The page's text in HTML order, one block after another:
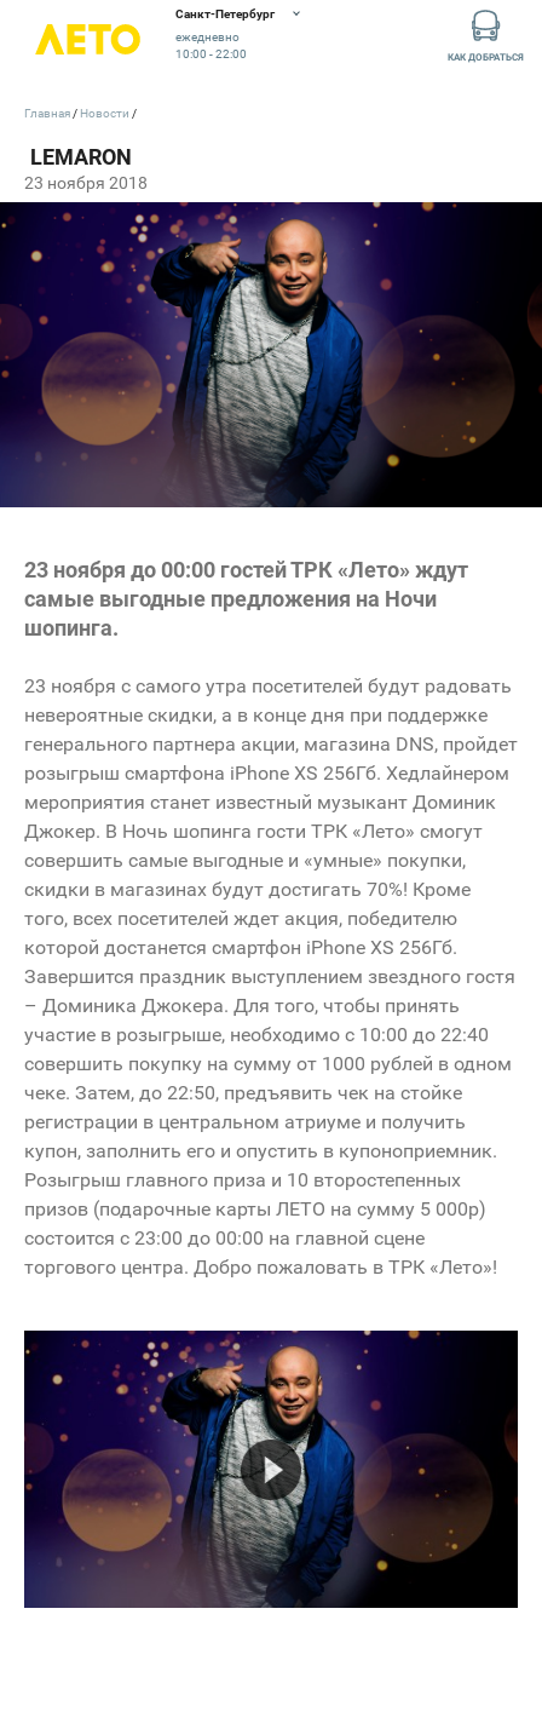
Санкт-Петербург
ежедневно
10:00 - 22:00
КАК ДОБРАТЬСЯ
23 ноября 2018
Главная Новости
23 ноября до 00:00 гостей ТРК «Лето» ждут
самые выгодные предложения на Ночи
шопинга.
23 ноября с самого утра посетителей будут радовать
невероятные скидки, а в конце дня при поддержке
генерального партнера акции, магазина DNS, пройдет
розыгрыш смартфона iPhone XS 256Гб. Хедлайнером
мероприятия станет известный музыкант Доминик
Джокер. В Ночь шопинга гости ТРК «Лето» смогут
совершить самые выгодные и «умные» покупки,
скидки в магазинах будут достигать 70%! Кроме
того, всех посетителей ждет акция, победителю
которой достанется смартфон iPhone XS 256Гб.
Завершится праздник выступлением звездного гостя
– Доминика Джокера. Для того, чтобы принять
участие в розыгрыше, необходимо с 10:00 до 22:40
совершить покупку на сумму от 1000 рублей в одном
чеке. Затем, до 22:50, предъявить чек на стойке
регистрации в центральном атриуме и получить
купон, заполнить его и опустить в купоноприемник.
Розыгрыш главного приза и 10 второстепенных
призов (подарочные карты ЛЕТО на сумму 5 000р)
состоится с 23:00 до 00:00 на главной сцене
торгового центра. Добро пожаловать в ТРК «Лето»!